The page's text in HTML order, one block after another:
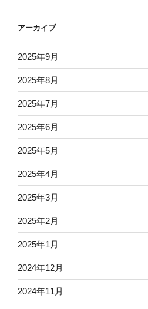
アーカイブ
2025年9月
2025年8月
2025年7月
2025年6月
2025年5月
2025年4月
2025年3月
2025年2月
2025年1月
2024年12月
2024年11月